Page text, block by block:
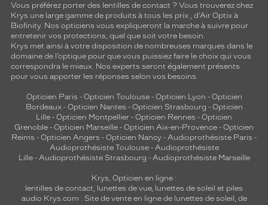
Vous préférez porter des lentilles de contact ? Vous trouverez chez
Krys une large gamme de produits à tous les prix , d’Air Optix à
Biofinity. Nos opticiens vous expliqueront la marche à suivre pour
entretenir vos protections, quel que soit votre besoin.
Krys met ainsi à votre disposition de nombreuses marques dans le
domaine de l’optique pour que vous puissiez faire le choix qui vous
correspondra le mieux. Nos experts seront également présents
pour vous apporter les réponses selon vos besoins.
Opticien Paris - Opticien Toulouse- Opticien Lyon - Opticien
Bordeaux- Opticien Nantes - Opticien Strasbourg - Opticien
Lille - Opticien Montpellier - Opticien Rennes - Opticien
Grenoble - Opticien Marseille - Opticien Aix-en-Provence - Opticien
Reims - Opticien Angers - Opticien Nancy - Audioprothésiste Paris -
Audioprothésiste Toulouse- Audioprothésiste
Lille- Audioprothésiste Strasbourg - Audioprothésiste Marseille
Krys, Opticien en ligne :
lentilles de contact, lunettes de vue, lunettes de soleil et piles
audio Krys.com : Site de vente en ligne de lunettes de soleil, de